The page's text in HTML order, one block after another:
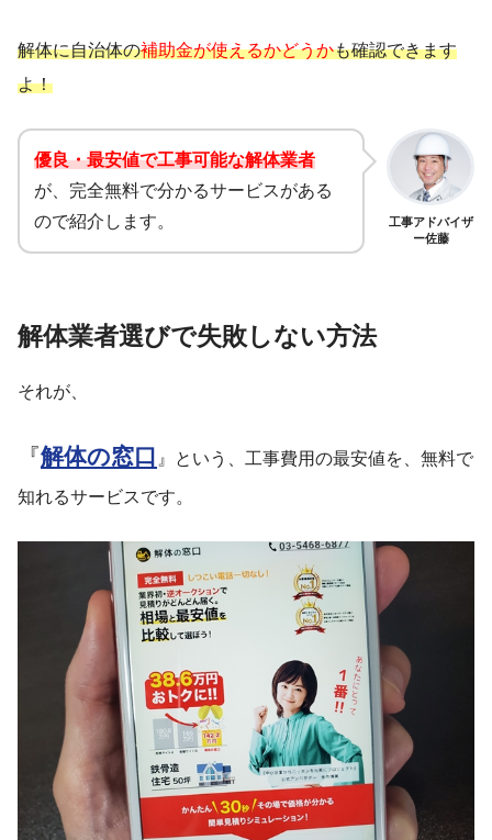
解体に自治体の補助金が使えるかどうかも確認できます
よ！
優良・最安値で工事可能な解体業者
が、完全無料で分かるサービスがある
ので紹介します。
工事アドバイザ
ー佐藤
解体業者選びで失敗しない方法
それが、
『解体の窓口 』という、工事費用の最安値を、無料で
知れるサービスです。